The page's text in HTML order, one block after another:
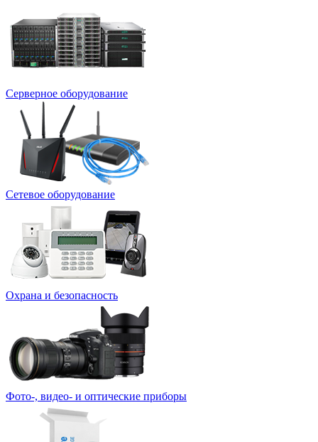
Серверное оборудование
Сетевое оборудование
Охрана и безопасность
Фото-, видео- и оптические приборы